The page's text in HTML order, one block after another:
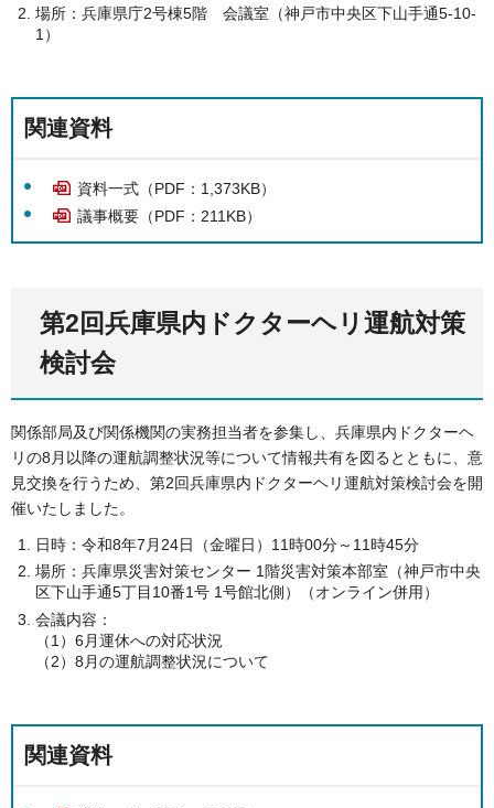
場所：兵庫県庁2号棟5階 会議室（神戸市中央区下山手通5-10-
1）
関連資料
資料一式（PDF：1,373KB）
議事概要（PDF：211KB）
第2回兵庫県内ドクターヘリ運航対策
検討会
関係部局及び関係機関の実務担当者を参集し、兵庫県内ドクターヘ
リの8月以降の運航調整状況等について情報共有を図るとともに、意
見交換を行うため、第2回兵庫県内ドクターヘリ運航対策検討会を開
催いたしました。
日時：令和8年7月24日（金曜日）11時00分～11時45分
場所：兵庫県災害対策センター 1階災害対策本部室（神戸市中央
区下山手通5丁目10番1号 1号館北側）（オンライン併用）
会議内容：
（1）6月運休への対応状況
（2）8月の運航調整状況について
関連資料